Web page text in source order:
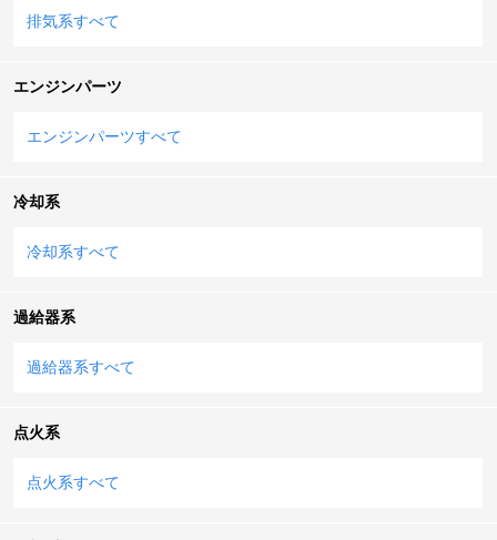
排気系すべて
エンジンパーツ
エンジンパーツすべて
冷却系
冷却系すべて
過給器系
過給器系すべて
点火系
点火系すべて